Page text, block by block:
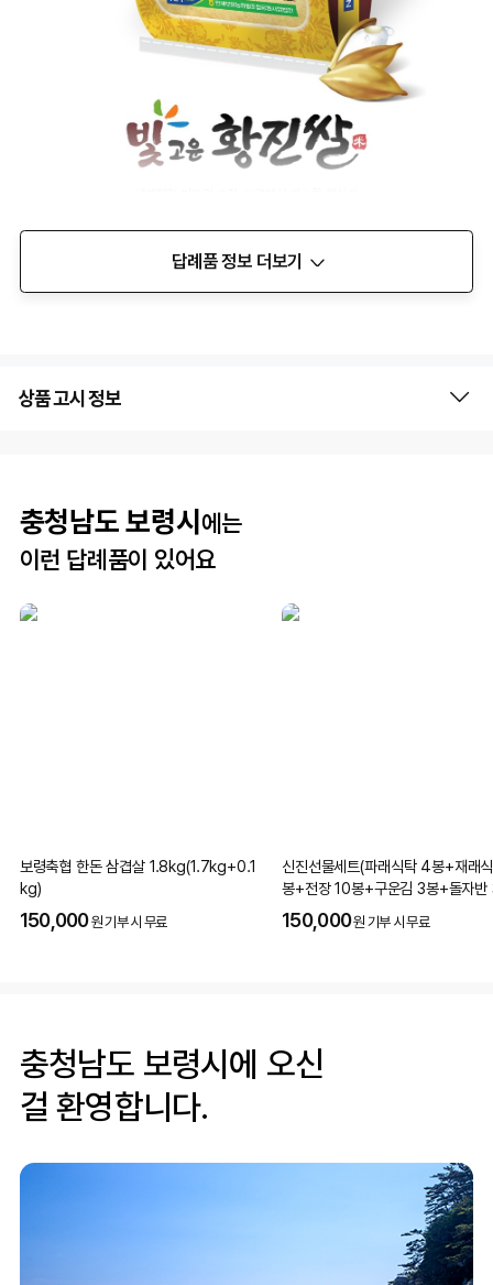
답례품 정보 더보기
상품 고시 정보
충청남도 보령시 에는
이런 답례품이 있어요
보령축협 한돈 삼겹살 1.8kg(1.7kg+0.1
kg)
150,000원 기부 시 무료
신진선물세트(파래식탁 4봉+재래
봉+전장 10봉+구운김 3봉+돌자반
150,000원 기부 시 무료
충청남도 보령시에 오신
걸 환영합니다.